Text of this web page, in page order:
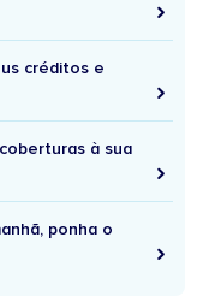
créditos e
à sua
ponha o